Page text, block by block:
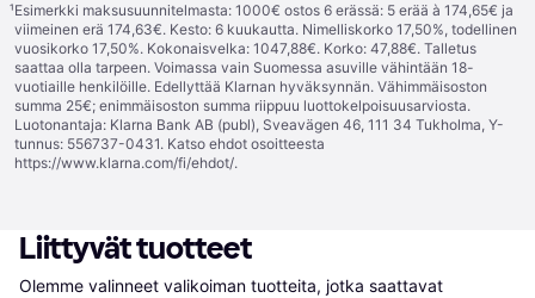
¹Esimerkki maksusuunnitelmasta: 1000€ ostos 6 erässä: 5 erää à 174,65€ ja
viimeinen erä 174,63€. Kesto: 6 kuukautta. Nimelliskorko 17,50%, todellinen
vuosikorko 17,50%. Kokonaisvelka: 1047,88€. Korko: 47,88€. Talletus
saattaa olla tarpeen. Voimassa vain Suomessa asuville vähintään 18-
vuotiaille henkilöille. Edellyttää Klarnan hyväksynnän. Vähimmäisoston
summa 25€; enimmäisoston summa riippuu luottokelpoisuusarviosta.
Luotonantaja: Klarna Bank AB (publ), Sveavägen 46, 111 34 Tukholma, Y-
tunnus: 556737-0431. Katso ehdot osoitteesta
https://www.klarna.com/fi/ehdot/.
Liittyvät tuotteet
Olemme valinneet valikoiman tuotteita, jotka saattavat